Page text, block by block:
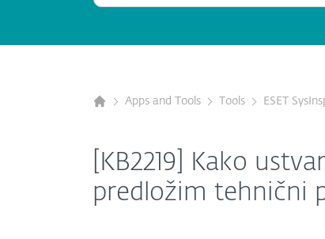
Apps and Tools Tools ESET
[KB2219] Kako
predložim tehnični